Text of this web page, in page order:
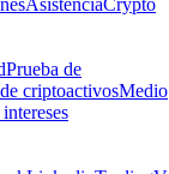
AsistenciaCrypto
Prueba de
criptoactivosMedio